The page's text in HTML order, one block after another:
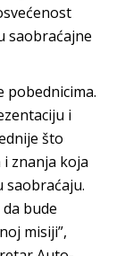
saobraćajne
pobednicima.
i
što
znanja koja
saobraćaju.
bude
misiji”,